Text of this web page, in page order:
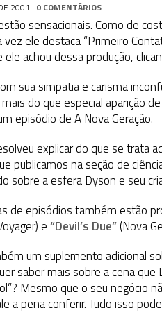
THE GRIFFIN INCIDENT
COMENTE SNW 4×03: HUMAN BEST FRIEND
2001 | 0 COMENTÁRIOS
sensacionais. Como de
ele destaca “Primeiro
ele achou dessa produção,
sua simpatia e carisma
do que especial aparição
episódio de A Nova Geração.
explicar do que se trata
publicamos na seção de
sobre a esfera Dyson e seu
de episódios também estão
e “Devil’s Due”(Nova
um suplemento adicional
saber mais sobre a cena
Mesmo que o seu negócio
a pena conferir. Tudo isso